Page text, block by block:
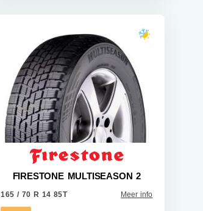
FIRESTONE MULTISEASON 2
165 / 70 R 14 85T Meer info